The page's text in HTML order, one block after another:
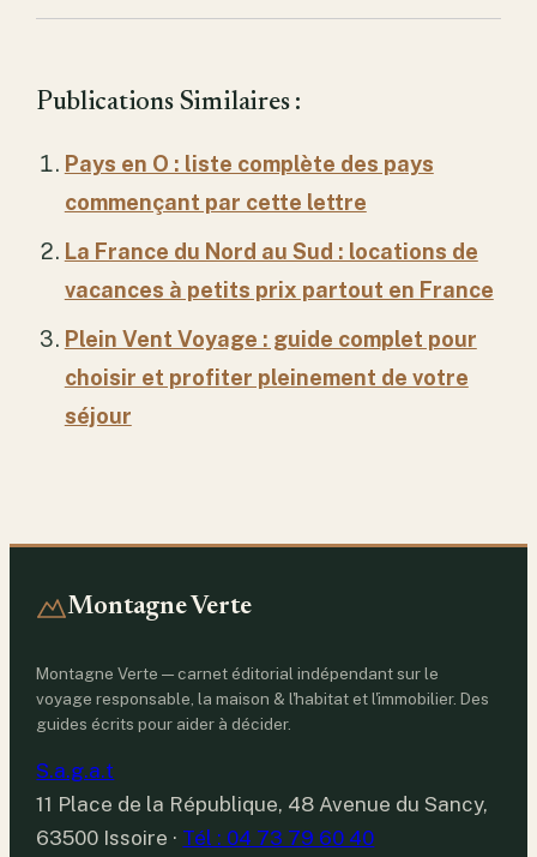
Publications Similaires :
Pays en O : liste complète des pays
commençant par cette lettre
La France du Nord au Sud : locations de
vacances à petits prix partout en France
Plein Vent Voyage : guide complet pour
choisir et profiter pleinement de votre
séjour
Montagne Verte
Montagne Verte — carnet éditorial indépendant sur le
voyage responsable, la maison & l'habitat et l'immobilier. Des
guides écrits pour aider à décider.
S.a.g.a.t
11 Place de la République, 48 Avenue du Sancy,
63500 Issoire · Tél : 04 73 79 60 40